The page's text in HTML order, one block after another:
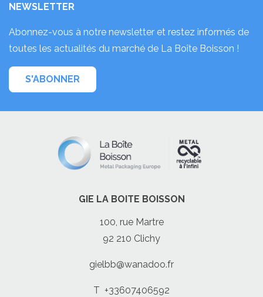
NEWSLETTER
Abonnez-vous à notre newsletter et restez informés de
toutes les actualités du marché de La Boîte Boisson !
S'ABONNER
GIE LA BOITE BOISSON
100, rue Martre
92 210 Clichy
gielbb@wanadoo.fr
T +33607406592